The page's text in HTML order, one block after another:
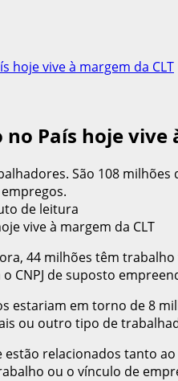
hoje vive à margem da CLT
País hoje vive
São 108
de leitura
44 milhões têm
CNPJ de suposto
estariam em torno de 8
ou outro tipo de
estão relacionados tanto
ou o vínculo de